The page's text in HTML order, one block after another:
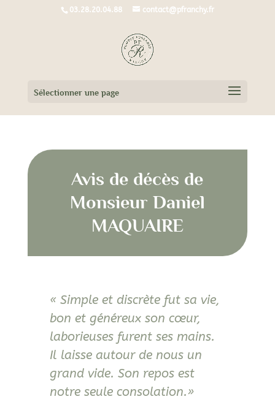
03.28.20.04.88 contact@pfranchy.fr
Sélectionner une page
Avis de décès de
Monsieur Daniel
MAQUAIRE
« Simple et discrète fut sa vie,
bon et généreux son cœur,
laborieuses furent ses mains.
Il laisse autour de nous un
grand vide. Son repos est
notre seule consolation.»